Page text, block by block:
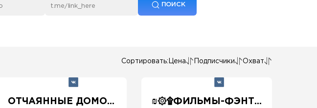
ПОИСК
Сортировать: Цена Подписчики Охват
ОТЧАЯННЫЕ ДОМО... ₪۞۩ФИЛЬМЫ-ФЭНТ...